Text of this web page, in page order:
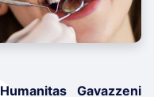
Humanitas Gavazzeni